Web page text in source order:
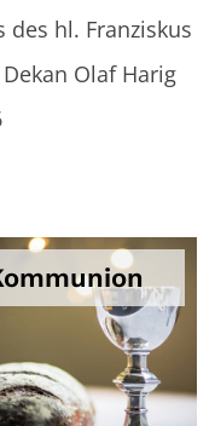
des hl. Franziskus
Olaf Harig